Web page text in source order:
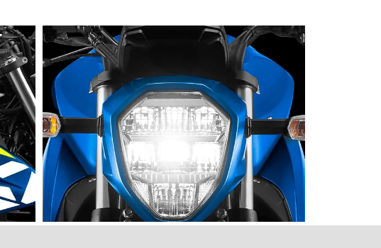
te
y
LA MÁS ESPERADA:
La nueva Suzuki Gixxer 250 ABS presenta un diseño
naked deportivo que impresiona en la ciudad.
Además de su aspecto imponente, su sistema de
inyección de combustible mejora la eficiencia y
potencia del motor, asegurando un bajo consumo
de combustible. Esta moto es la elección ideal para
conquistar las calles de cualquier ciudad.